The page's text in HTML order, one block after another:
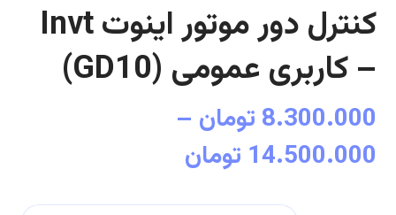
کنترل دور موتور اینوت Invt
– کاربری عمومی (GD10)
8.300.000 تومان –
14.500.000 تومان